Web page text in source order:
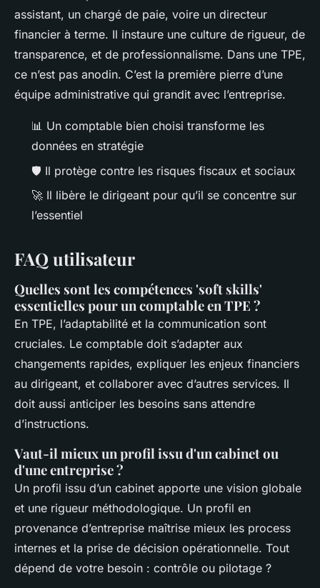
assistant, un chargé de paie, voire un directeur
financier à terme. Il instaure une culture de rigueur, de
transparence, et de professionnalisme. Dans une TPE,
ce n’est pas anodin. C’est la première pierre d’une
équipe administrative qui grandit avec l’entreprise.
📊 Un comptable bien choisi transforme les
données en stratégie
🛡️ Il protège contre les risques fiscaux et sociaux
🚀 Il libère le dirigeant pour qu’il se concentre sur
l’essentiel
FAQ utilisateur
Quelles sont les compétences 'soft skills'
essentielles pour un comptable en TPE ?
En TPE, l’adaptabilité et la communication sont
cruciales. Le comptable doit s’adapter aux
changements rapides, expliquer les enjeux financiers
au dirigeant, et collaborer avec d’autres services. Il
doit aussi anticiper les besoins sans attendre
d’instructions.
Vaut-il mieux un profil issu d'un cabinet ou
d'une entreprise ?
Un profil issu d’un cabinet apporte une vision globale
et une rigueur méthodologique. Un profil en
provenance d’entreprise maîtrise mieux les process
internes et la prise de décision opérationnelle. Tout
dépend de votre besoin : contrôle ou pilotage ?